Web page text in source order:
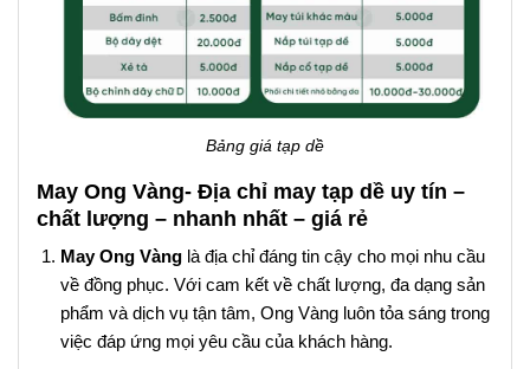
Bảng giá tạp dề
May Ong Vàng- Địa chỉ may tạp dề uy tín –
chất lượng – nhanh nhất – giá rẻ
May Ong Vànglà địa chỉ đáng tin cậy cho mọi nhu cầu
về đồng phục. Với cam kết về chất lượng, đa dạng sản
phẩm và dịch vụ tận tâm, Ong Vàng luôn tỏa sáng trong
việc đáp ứng mọi yêu cầu của khách hàng.